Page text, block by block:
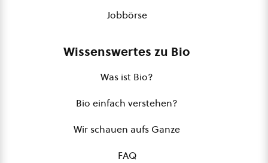
Jobbörse
Wissenswertes zu Bio
Was ist Bio?
Bio einfach verstehen?
Wir schauen aufs Ganze
FAQ